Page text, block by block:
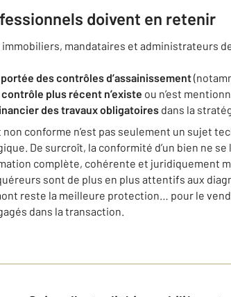
doivent en retenir
immobiliers, mandataires et administrateurs
des contrôles d’assainissement
contrôle plus récent n’existe ou n’est
des travaux obligatoires dans la
conforme n’est pas seulement un sujet
De surcroît, la conformité d’un bien ne
complète, cohérente et juridiquement
sont de plus en plus attentifs aux
reste la meilleure protection… pour le
dans la transaction.